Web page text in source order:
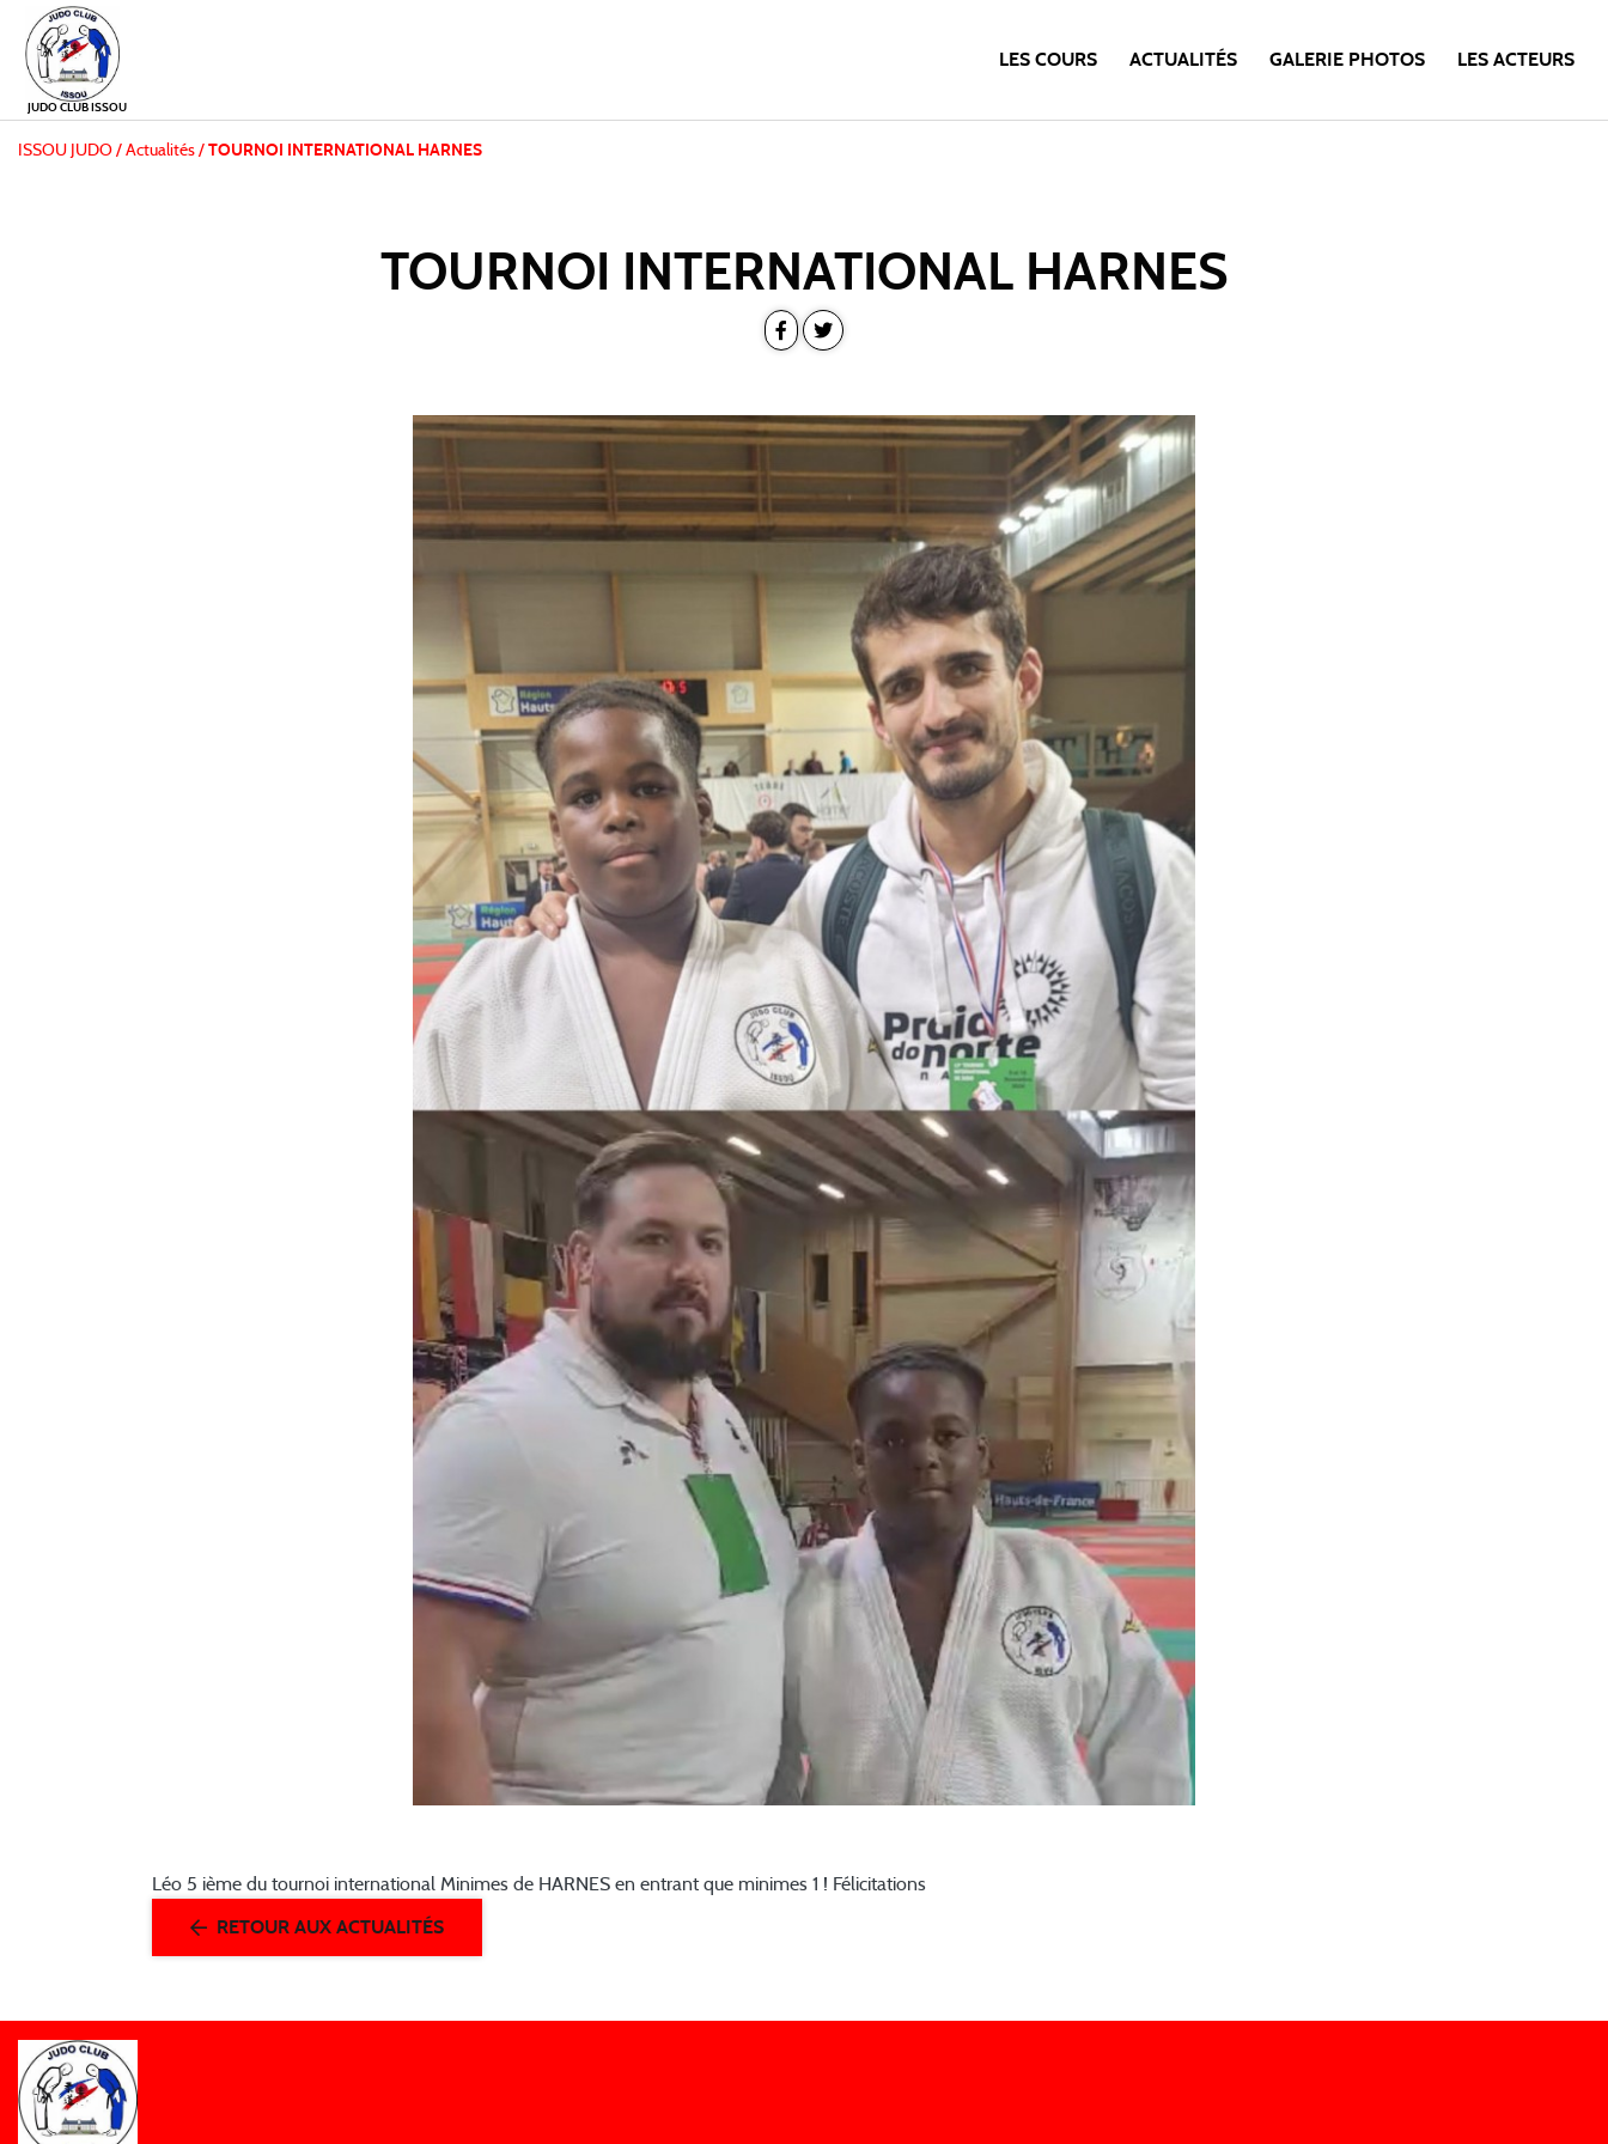
JUDO CLUB ISSOU
LES COURS ACTUALITÉS GALERIE PHOTOS LES ACTEURS
ISSOU JUDO / Actualités / TOURNOI INTERNATIONAL HARNES
TOURNOI INTERNATIONAL HARNES
Léo 5 ième du tournoi international Minimes de HARNES en entrant que minimes 1 ! Félicitations
RETOUR AUX ACTUALITÉS